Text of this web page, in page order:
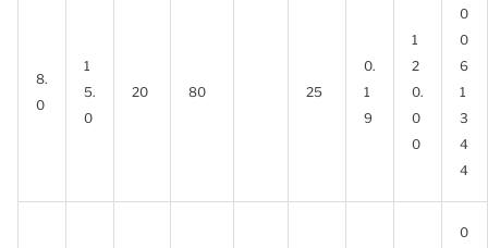
8.
0
1
5.
0
20 80 25
0.
1
9
1
2
0.
0
0
0
0
6
1
3
4
4
0